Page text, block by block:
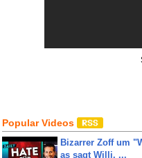
Popular Videos
Bizarrer Zoff um
as sagt Willi. ...